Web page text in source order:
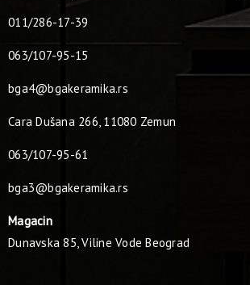
011/286-17-39
063/107-95-15
bga4@bgakeramika.rs
Cara Dušana 266, 11080 Zemun
063/107-95-61
bga3@bgakeramika.rs
Magacin
Dunavska 85, Viline Vode Beograd